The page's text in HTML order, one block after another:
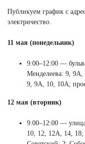
Публикуем график с
электричество.
11 мая (понедельник)
9:00–12:00 —
Менделеева: 9, 9А,
9, 9А, 10, 10А;
12 мая (вторник)
9:00–12:00 —
10, 12, 12А, 14, 18;